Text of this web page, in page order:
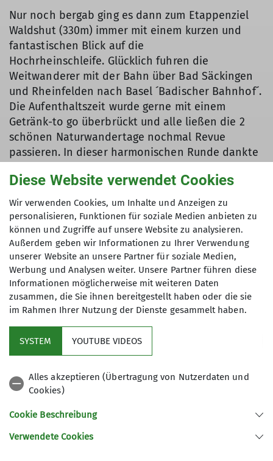
Nur noch bergab ging es dann zum Etappenziel
Waldshut (330m) immer mit einem kurzen und
fantastischen Blick auf die
Hochrheinschleife. Glücklich fuhren die
Weitwanderer mit der Bahn über Bad Säckingen
und Rheinfelden nach Basel ´Badischer Bahnhof´.
Die Aufenthaltszeit wurde gerne mit einem
Getränk-to go überbrückt und alle ließen die 2
schönen Naturwandertage nochmal Revue
passieren. In dieser harmonischen Runde dankte
für die gute Organisation. Alle Züge brachten die
Teilnehmer wieder gut und pünktlich in ihre
Heimat.
Wanderstrecke gesamt 49,5 km und 1000
Höhenmeter
Diese Website verwendet Cookies
Wir verwenden Cookies, um Inhalte und Anzeigen zu
personalisieren, Funktionen für soziale Medien anbieten zu
können und Zugriffe auf unsere Website zu analysieren.
Außerdem geben wir Informationen zu Ihrer Verwendung
unserer Website an unsere Partner für soziale Medien,
Werbung und Analysen weiter. Unsere Partner führen diese
Informationen möglicherweise mit weiteren Daten
zusammen, die Sie ihnen bereitgestellt haben oder die sie
im Rahmen Ihrer Nutzung der Dienste gesammelt haben.
SYSTEM YOUTUBE VIDEOS
Alles akzeptieren (Übertragung von Nutzerdaten und
Cookies)
Cookie Beschreibung
Verwendete Cookies